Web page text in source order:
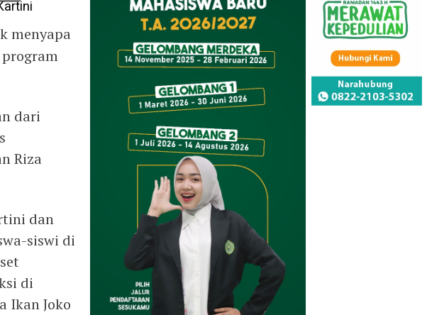
menyapa
dari
Riza
dan
siswi di
di
Ikan Joko